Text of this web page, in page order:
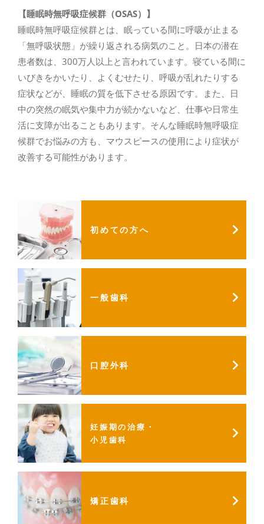
【睡眠時無呼吸症候群（OSAS）】
睡眠時無呼吸症候群とは、眠っている間に呼吸が止まる
「無呼吸状態」が繰り返される病気のこと。日本の潜在
患者数は、300万人以上と言われています。寝ている間に
いびきをかいたり、よくむせたり、呼吸が乱れたりする
症状などが、睡眠の質を低下させる原因です。また、日
中の突然の眠気や集中力が続かないなど、仕事や日常生
活に支障が出ることもあります。そんな睡眠時無呼吸症
候群でお悩みの方も、マウスピースの使用により症状が
改善する可能性があります。
初めての方へ
一般歯科
口腔外科
妊娠期の治療・
小児歯科
矯正歯科